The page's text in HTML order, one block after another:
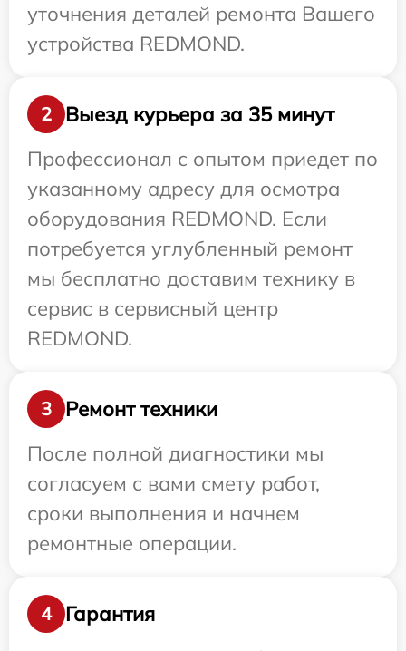
уточнения деталей ремонта Вашего
устройства REDMOND.
2
Выезд курьера за 35 минут
Профессионал с опытом приедет по
указанному адресу для осмотра
оборудования REDMOND. Если
потребуется углубленный ремонт
мы бесплатно доставим технику в
сервис в сервисный центр
REDMOND.
3
Ремонт техники
После полной диагностики мы
согласуем с вами смету работ,
сроки выполнения и начнем
ремонтные операции.
4
Гарантия